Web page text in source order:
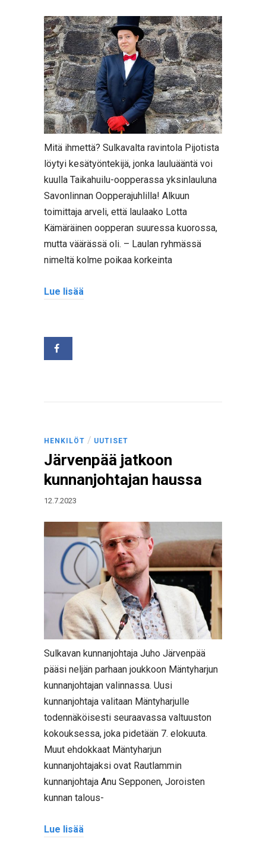
Mitä ihmettä? Sulkavalta ravintola Pijotista
löytyi kesätyöntekijä, jonka lauluääntä voi
kuulla Taikahuilu-oopperassa yksinlauluna
Savonlinnan Oopperajuhlilla! Alkuun
toimittaja arveli, että laulaako Lotta
Kämäräinen oopperan suuressa kuorossa,
mutta väärässä oli. – Laulan ryhmässä
nimeltä kolme poikaa korkeinta
Lue lisää
HENKILÖT / UUTISET
Järvenpää jatkoon
kunnanjohtajan haussa
12.7.2023
Sulkavan kunnanjohtaja Juho Järvenpää
pääsi neljän parhaan joukkoon Mäntyharjun
kunnanjohtajan valinnassa. Uusi
kunnanjohtaja valitaan Mäntyharjulle
todennäköisesti seuraavassa valtuuston
kokouksessa, joka pidetään 7. elokuuta.
Muut ehdokkaat Mäntyharjun
kunnanjohtajaksi ovat Rautlammin
kunnanjohtaja Anu Sepponen, Joroisten
kunnan talous-
Lue lisää